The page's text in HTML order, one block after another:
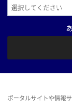
ポータルサイトや情報